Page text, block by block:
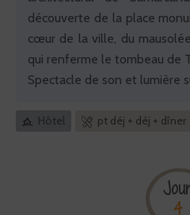
découverte de la place
cœur de la ville, du
qui renferme le tombeau de
Spectacle de son et lumière
Hôtel pt déj + déj + dîner
4